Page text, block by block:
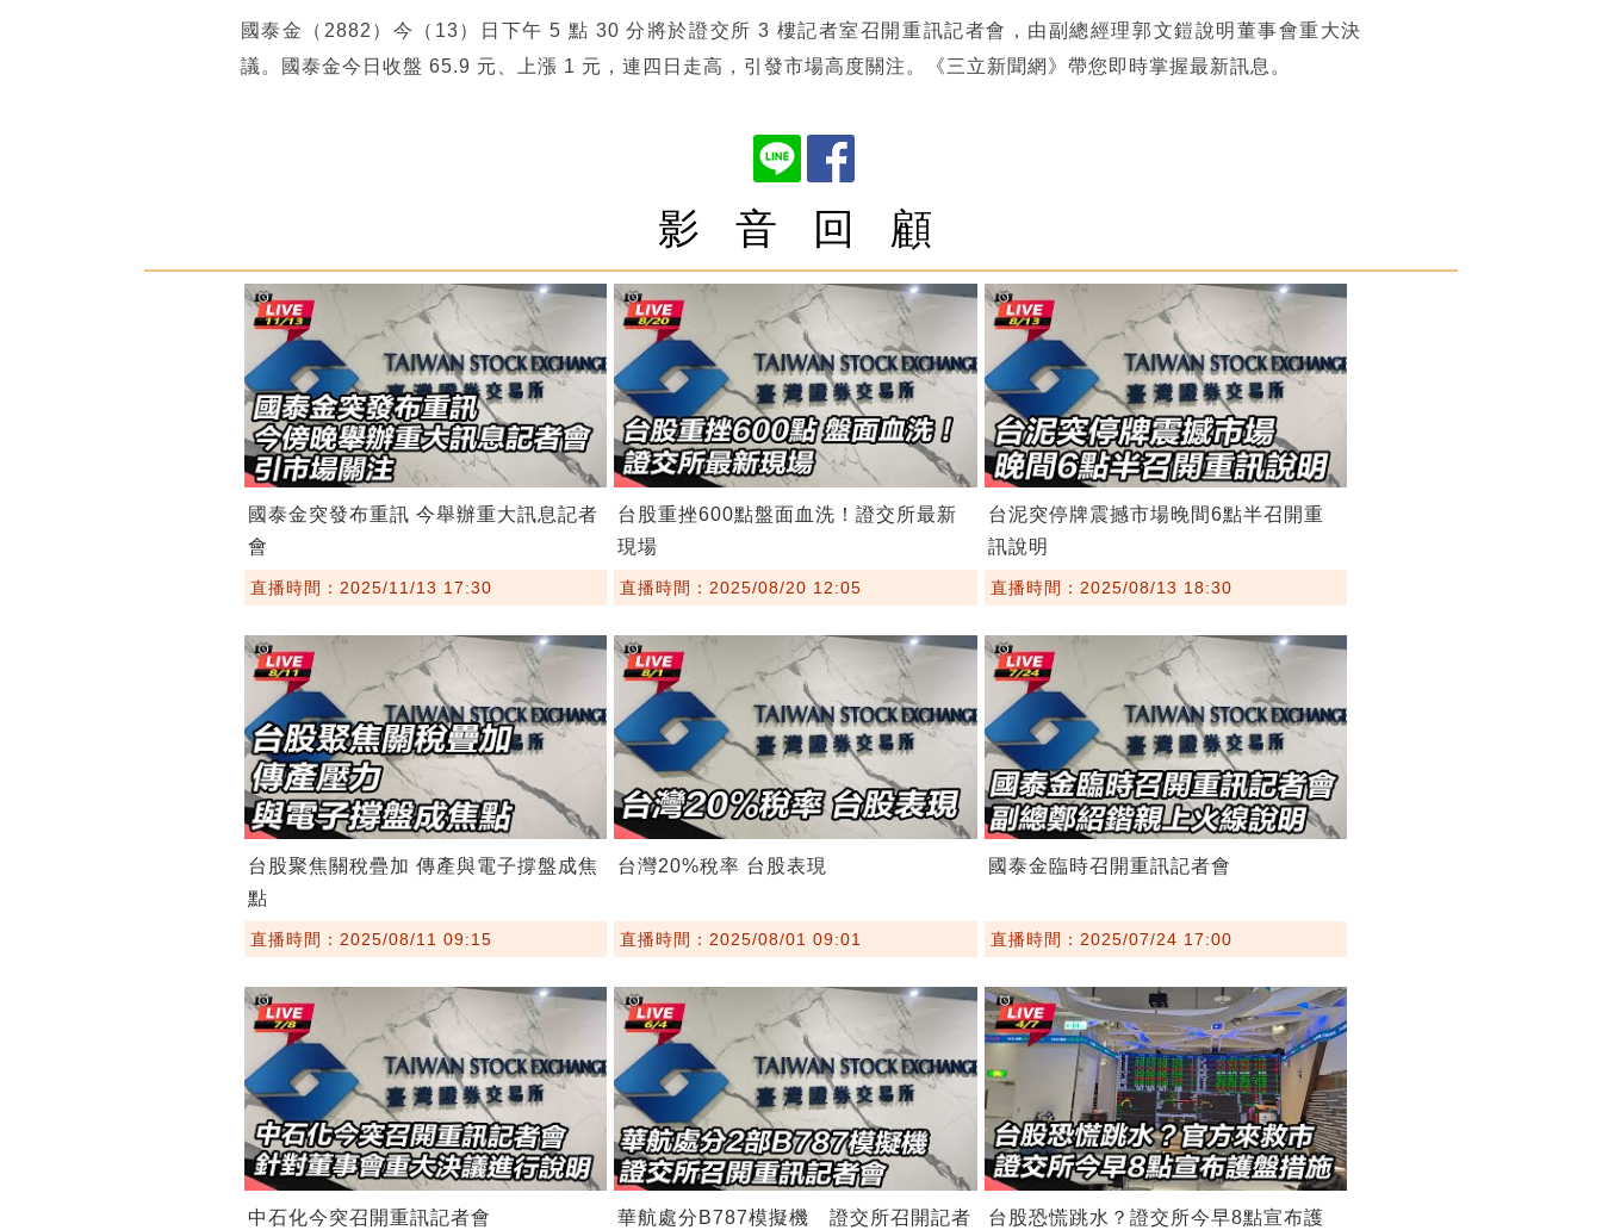
國泰金（2882）今（13）日下午 5 點 30 分將於證交所 3 樓記者室召開重訊記者會，由副總經理郭文鎧說明董事會重大決
議。國泰金今日收盤 65.9 元、上漲 1 元，連四日走高，引發市場高度關注。《三立新聞網》帶您即時掌握最新訊息。
影 音 回 顧
國泰金突發布重訊 今舉辦重大訊息記者
會
直播時間：2025/11/13 17:30
台股重挫600點盤面血洗！證交所最新
現場
直播時間：2025/08/20 12:05
台泥突停牌震撼市場晚間6點半召開重
訊說明
直播時間：2025/08/13 18:30
台股聚焦關稅疊加 傳產與電子撐盤成焦
點
直播時間：2025/08/11 09:15
台灣20%稅率 台股表現
直播時間：2025/08/01 09:01
國泰金臨時召開重訊記者會
直播時間：2025/07/24 17:00
中石化今突召開重訊記者會
華航處分B787模擬機 證交所召開記者
台股恐慌跳水？證交所今早8點宣布護